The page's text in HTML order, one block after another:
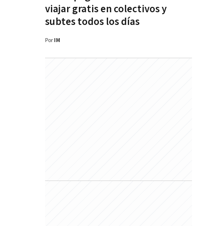
viajar gratis en colectivos y
subtes todos los días
Por IM